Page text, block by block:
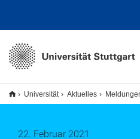
Universität Aktuelles
22. Februar 2021